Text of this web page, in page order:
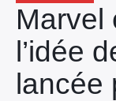
Marvel
l’idée
lancée